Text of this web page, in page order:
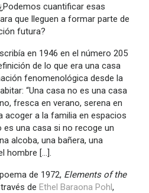
cuantificar esas
que lleguen a formar parte de
futura?
en 1946 en el número 205
de lo que era una casa
fenomenológica desde la
“Una casa no es una casa
fresca en verano, serena en
acoger a la familia en espacios
una casa si no recoge un
alcoba, una bañera, una
hombre […].
de 1972, Elements of the
de Ethel Baraona Pohl,